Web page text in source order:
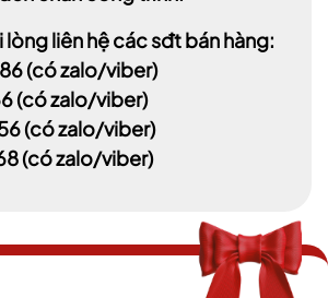
lòng liên hệ các sđt bán hàng:
(có zalo/viber)
(có zalo/viber)
(có zalo/viber)
(có zalo/viber)